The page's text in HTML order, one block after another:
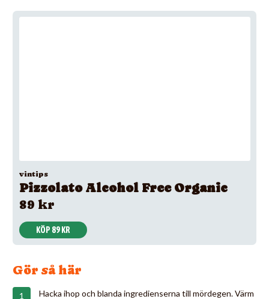
vintips
Pizzolato Alcohol Free Organic
89 kr
KÖP 89 KR
Gör så här
Hacka ihop och blanda ingredienserna till mördegen. Värm